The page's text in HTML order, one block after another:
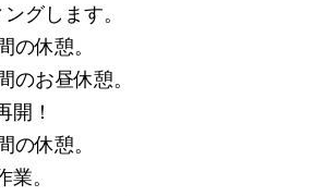
グします。
の休憩。
のお昼休憩。
開！
の休憩。
。